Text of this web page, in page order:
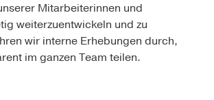
Mitarbeiterinnen und
weiterzuentwickeln und zu
wir interne Erhebungen durch,
im ganzen Team teilen.